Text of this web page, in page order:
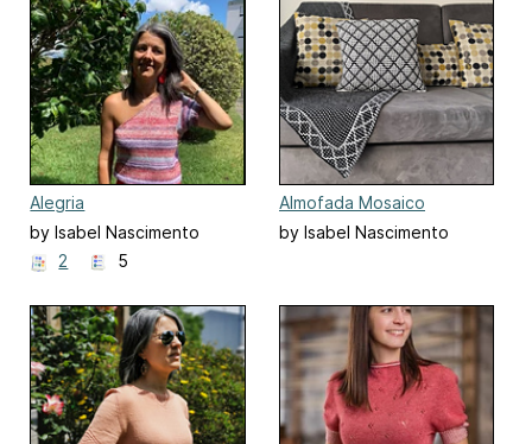
Alegria
by Isabel Nascimento
2
5
Almofada Mosaico
by Isabel Nascimento